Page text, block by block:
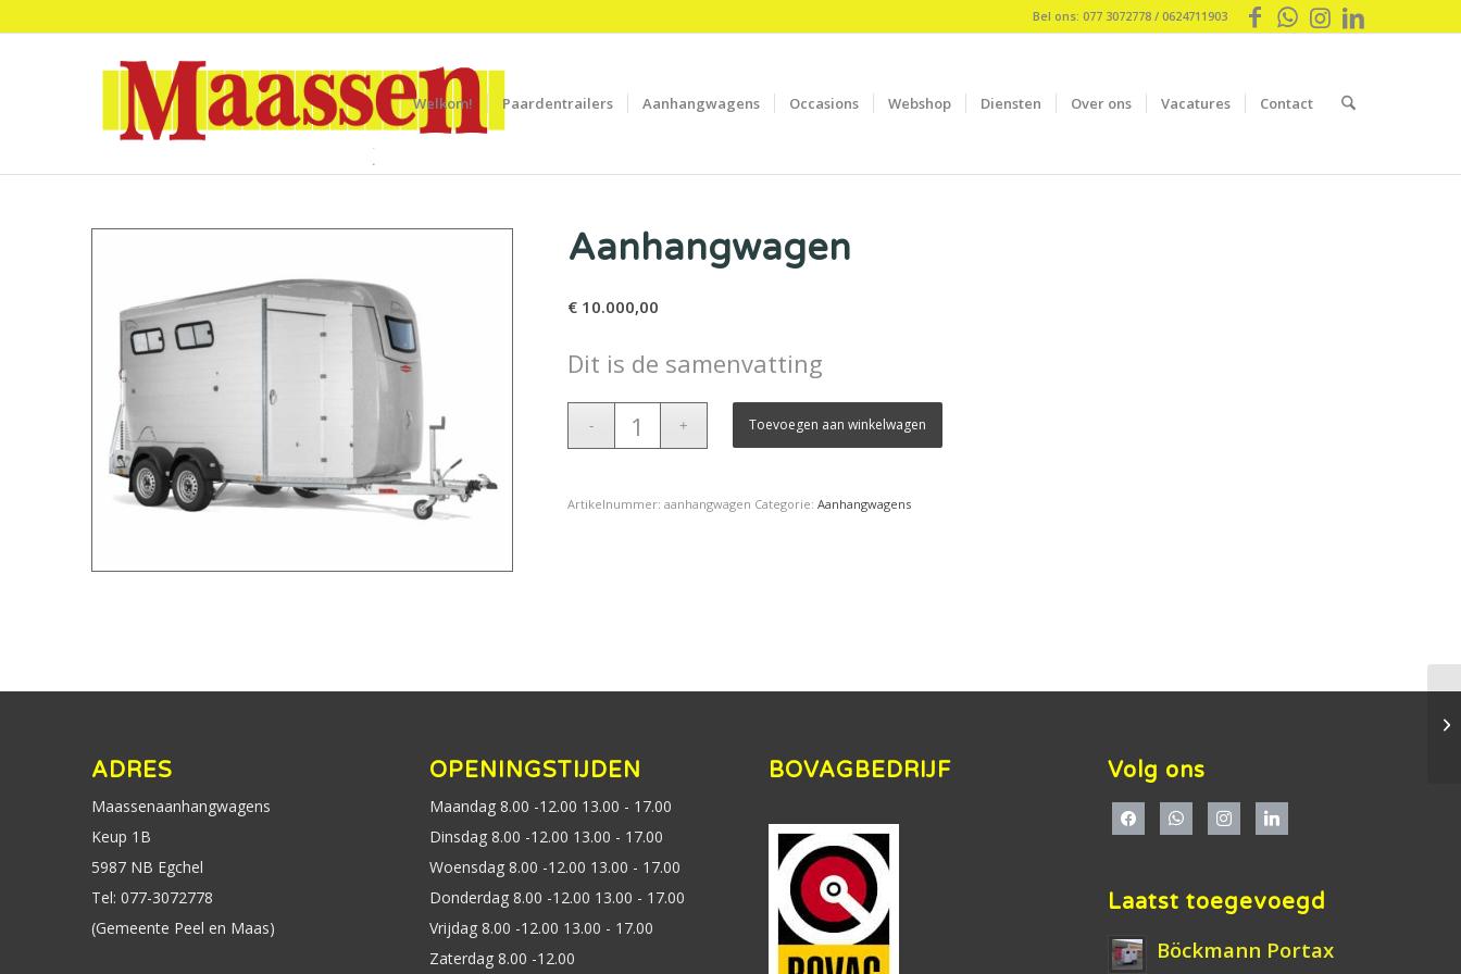
Bel ons: 077 3072778 / 0624711903
Welkom! Paardentrailers Aanhangwagens Occasions Webshop Diensten Over ons Vacatures Contact
Aanhangwagen
€10.000,00
Dit is de samenvatting
Toevoegen aan winkelwagen
Artikelnummer: aanhangwagen Categorie: Aanhangwagens
ADRES
Maassenaanhangwagens
Keup 1B
5987 NB Egchel
Tel: 077-3072778
(Gemeente Peel en Maas)
OPENINGSTIJDEN
Maandag 8.00 -12.00 13.00 - 17.00
Dinsdag 8.00 -12.00 13.00 - 17.00
Woensdag 8.00 -12.00 13.00 - 17.00
Donderdag 8.00 -12.00 13.00 - 17.00
Vrijdag 8.00 -12.00 13.00 - 17.00
Zaterdag 8.00 -12.00
BOVAGBEDRIJF Volg ons
Laatst toegevoegd
Böckmann Portax